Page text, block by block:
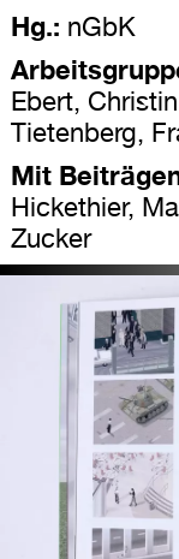
Hg.: nGbK
Ebert,
Tietenberg,
Mit
Hickethier,
Zucker